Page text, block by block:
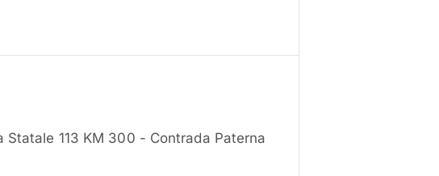
113 KM 300 - Contrada Paterna